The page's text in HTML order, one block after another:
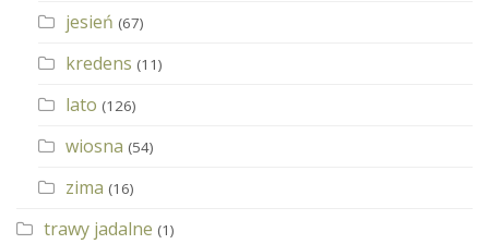
jesień (67)
kredens (11)
lato (126)
wiosna (54)
zima (16)
trawy jadalne (1)